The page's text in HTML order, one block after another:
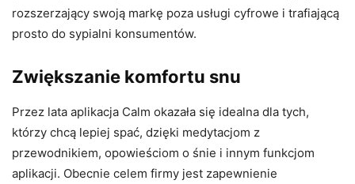
rozszerzający swoją markę poza usługi cyfrowe i trafiającą
prosto do sypialni konsumentów.
Zwiększanie komfortu snu
Przez lata aplikacja Calm okazała się idealna dla tych,
którzy chcą lepiej spać, dzięki medytacjom z
przewodnikiem, opowieściom o śnie i innym funkcjom
aplikacji. Obecnie celem firmy jest zapewnienie